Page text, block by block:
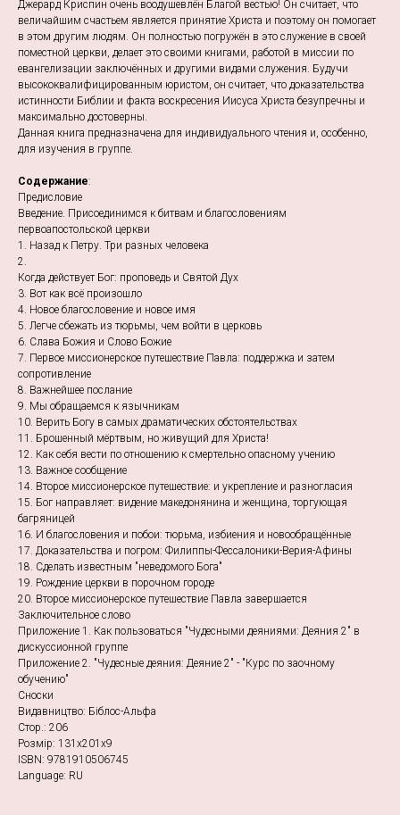
Джерард Криспин очень воодушевлён Благой вестью! Он считает, что
величайшим счастьем является принятие Христа и поэтому он помогает
в этом другим людям. Он полностью погружён в это служение в своей
поместной церкви, делает это своими книгами, работой в миссии по
евангелизации заключённых и другими видами служения. Будучи
высококвалифицированным юристом, он считает, что доказательства
истинности Библии и факта воскресения Иисуса Христа безупречны и
максимально достоверны.
Данная книга предназначена для индивидуального чтения и, особенно,
для изучения в группе.
Содержание:
Предисловие
Введение. Присоединимся к битвам и благословениям
первоапостольской церкви
1. Назад к Петру. Три разных человека
2.
Когда действует Бог: проповедь и Святой Дух
3. Вот как всё произошло
4. Новое благословение и новое имя
5. Легче сбежать из тюрьмы, чем войти в церковь
6. Слава Божия и Слово Божие
7. Первое миссионерское путешествие Павла: поддержка и затем
сопротивление
8. Важнейшее послание
9. Мы обращаемся к язычникам
10. Верить Богу в самых драматических обстоятельствах
11. Брошенный мёртвым, но живущий для Христа!
12. Как себя вести по отношению к смертельно опасному учению
13. Важное сообщение
14. Второе миссионерское путешествие: и укрепление и разногласия
15. Бог направляет: видение македонянина и женщина, торгующая
багряницей
16. И благословения и побои: тюрьма, избиения и новообращённые
17. Доказательства и погром: Филиппы-Фессалоники-Верия-Афины
18. Сделать известным "неведомого Бога"
19. Рождение церкви в порочном городе
20. Второе миссионерское путешествие Павла завершается
Заключительное слово
Приложение 1. Как пользоваться "Чудесными деяниями: Деяния 2" в
дискуссионной группе
Приложение 2. "Чудесные деяния: Деяние 2" - "Курс по заочному
обучению"
Сноски
Видавництво: Біблос-Альфа
Стор.: 206
Розмір: 131х201х9
ISBN: 9781910506745
Language: RU